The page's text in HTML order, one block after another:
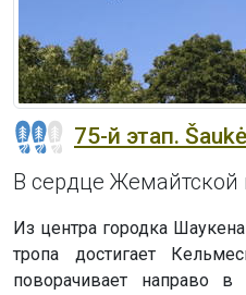
75-й этап.
В сердце
Из центра городка
тропа достигает
поворачивает направо